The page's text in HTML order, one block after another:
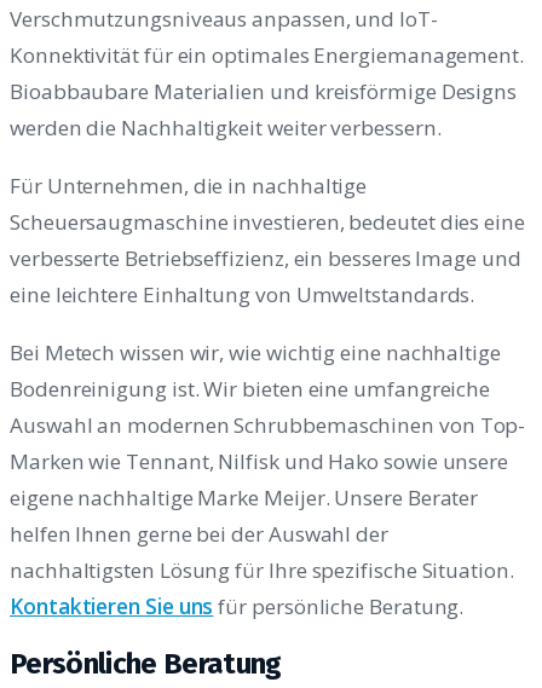
Verschmutzungsniveaus anpassen, und IoT-
Konnektivität für ein optimales Energiemanagement.
Bioabbaubare Materialien und kreisförmige Designs
werden die Nachhaltigkeit weiter verbessern.
Für Unternehmen, die in nachhaltige
Scheuersaugmaschine investieren, bedeutet dies eine
verbesserte Betriebseffizienz, ein besseres Image und
eine leichtere Einhaltung von Umweltstandards.
Bei Metech wissen wir, wie wichtig eine nachhaltige
Bodenreinigung ist. Wir bieten eine umfangreiche
Auswahl an modernen Schrubbemaschinen von Top-
Marken wie Tennant, Nilfisk und Hako sowie unsere
eigene nachhaltige Marke Meijer. Unsere Berater
helfen Ihnen gerne bei der Auswahl der
nachhaltigsten Lösung für Ihre spezifische Situation.
Kontaktieren Sie uns für persönliche Beratung.
Persönliche Beratung